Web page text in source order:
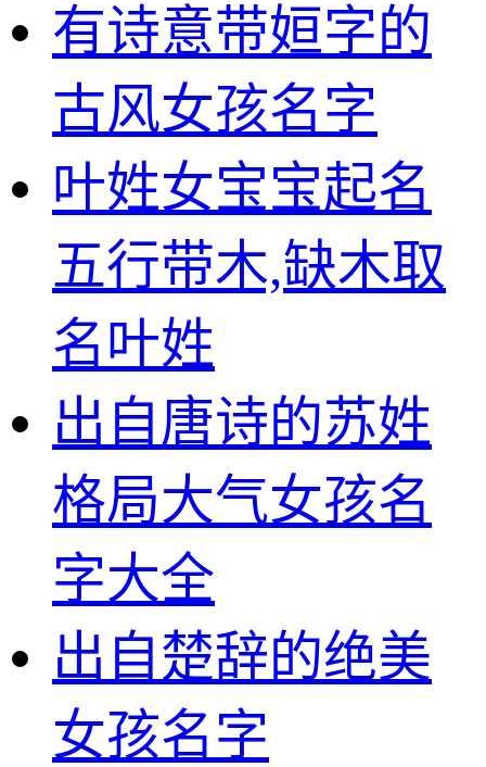
有诗意带姮字的
古风女孩名字
叶姓女宝宝起名
五行带木,缺木取
名叶姓
出自唐诗的苏姓
格局大气女孩名
字大全
出自楚辞的绝美
女孩名字